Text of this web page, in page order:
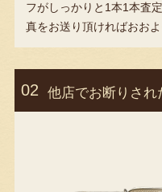
フがしっかりと1本1本査
真をお送り頂ければおお
他店でお断りされ